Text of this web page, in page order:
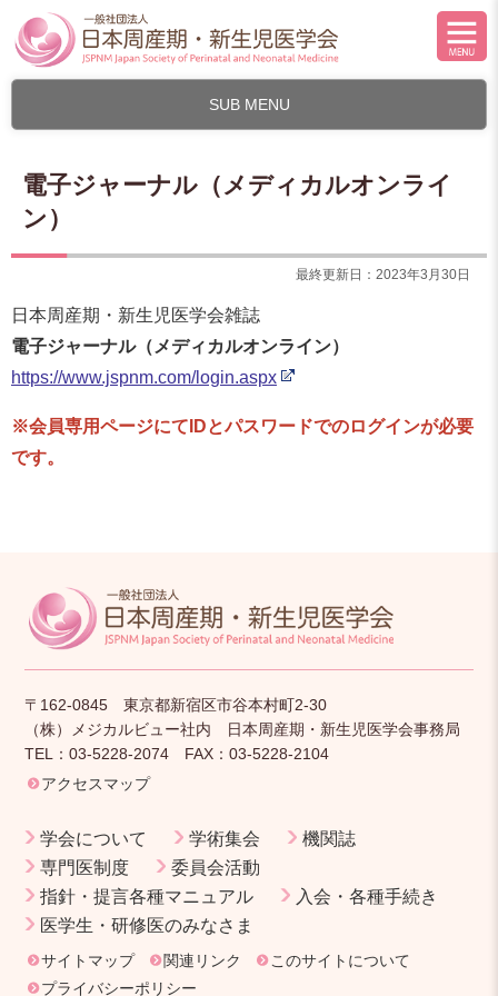
SUB MENU
電子ジャーナル（メディカルオンライ
ン）
最終更新日：2023年3月30日
日本周産期・新生児医学会雑誌
電子ジャーナル（メディカルオンライン）
https://www.jspnm.com/login.aspx
※会員専用ページにてIDとパスワードでのログインが必要
です。
〒162-0845 東京都新宿区市谷本村町2-30
（株）メジカルビュー社内 日本周産期・新生児医学会事務局
TEL：03-5228-2074 FAX：03-5228-2104
アクセスマップ
学会について 学術集会
機関誌
専門医制度
委員会活動
指針・提言各種マニュアル
入会・各種手続き
医学生・研修医のみなさま
サイトマップ 関連リンク
このサイトについて
プライバシーポリシー